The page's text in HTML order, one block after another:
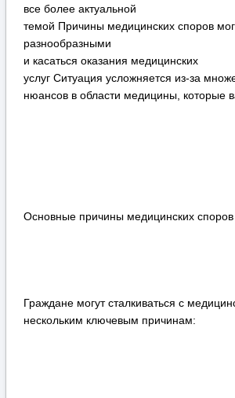
все более актуальной
темой Причины медицинских споров
разнообразными
и касаться оказания медицинских
услуг Ситуация усложняется из-за
нюансов в области медицины, которые
Основные причины медицинских споров
Граждане могут сталкиваться с
нескольким ключевым причинам: